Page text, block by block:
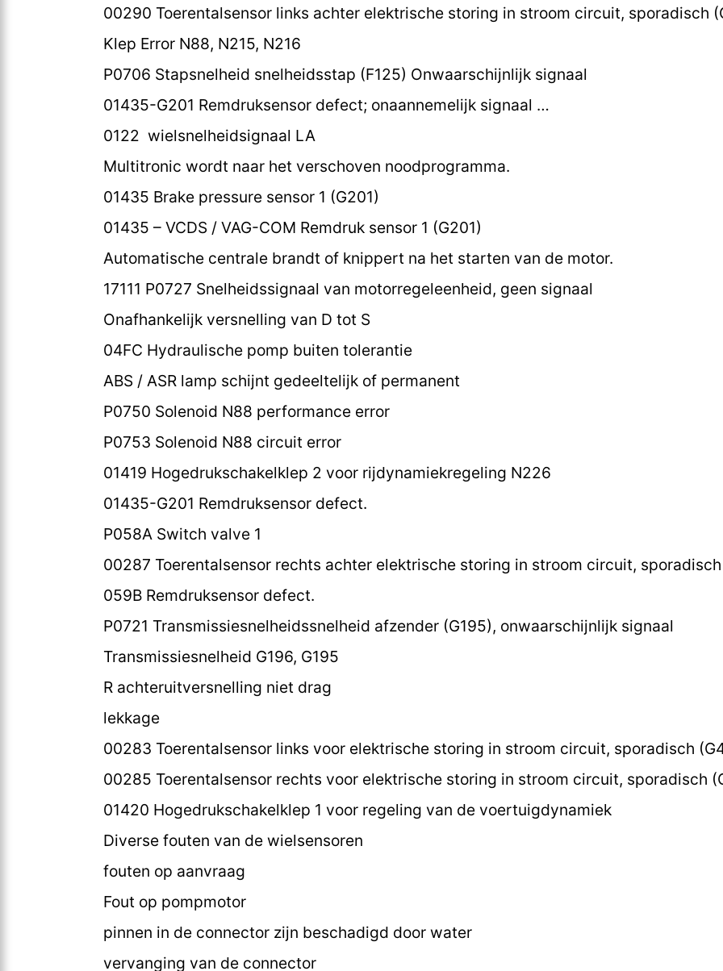
00290 Toerentalsensor links achter elektrische storing in stroom circuit, sporadisch
Klep Error N88, N215, N216
P0706 Stapsnelheid snelheidsstap (F125) Onwaarschijnlijk signaal
01435-G201 Remdruksensor defect; onaannemelijk signaal …
0122 wielsnelheidsignaal LA
Multitronic wordt naar het verschoven noodprogramma.
01435 Brake pressure sensor 1 (G201)
01435 – VCDS / VAG-COM Remdruk sensor 1 (G201)
Automatische centrale brandt of knippert na het starten van de motor.
17111 P0727 Snelheidssignaal van motorregeleenheid, geen signaal
Onafhankelijk versnelling van D tot S
04FC Hydraulische pomp buiten tolerantie
ABS / ASR lamp schijnt gedeeltelijk of permanent
P0750 Solenoid N88 performance error
P0753 Solenoid N88 circuit error
01419 Hogedrukschakelklep 2 voor rijdynamiekregeling N226
01435-G201 Remdruksensor defect.
P058A Switch valve 1
00287 Toerentalsensor rechts achter elektrische storing in stroom circuit,
059B Remdruksensor defect.
P0721 Transmissiesnelheidssnelheid afzender (G195), onwaarschijnlijk signaal
Transmissiesnelheid G196, G195
R achteruitversnelling niet drag
lekkage
00283 Toerentalsensor links voor elektrische storing in stroom circuit, sporadisch
00285 Toerentalsensor rechts voor elektrische storing in stroom circuit, sporadisch
01420 Hogedrukschakelklep 1 voor regeling van de voertuigdynamiek
Diverse fouten van de wielsensoren
fouten op aanvraag
Fout op pompmotor
pinnen in de connector zijn beschadigd door water
vervanging van de connector